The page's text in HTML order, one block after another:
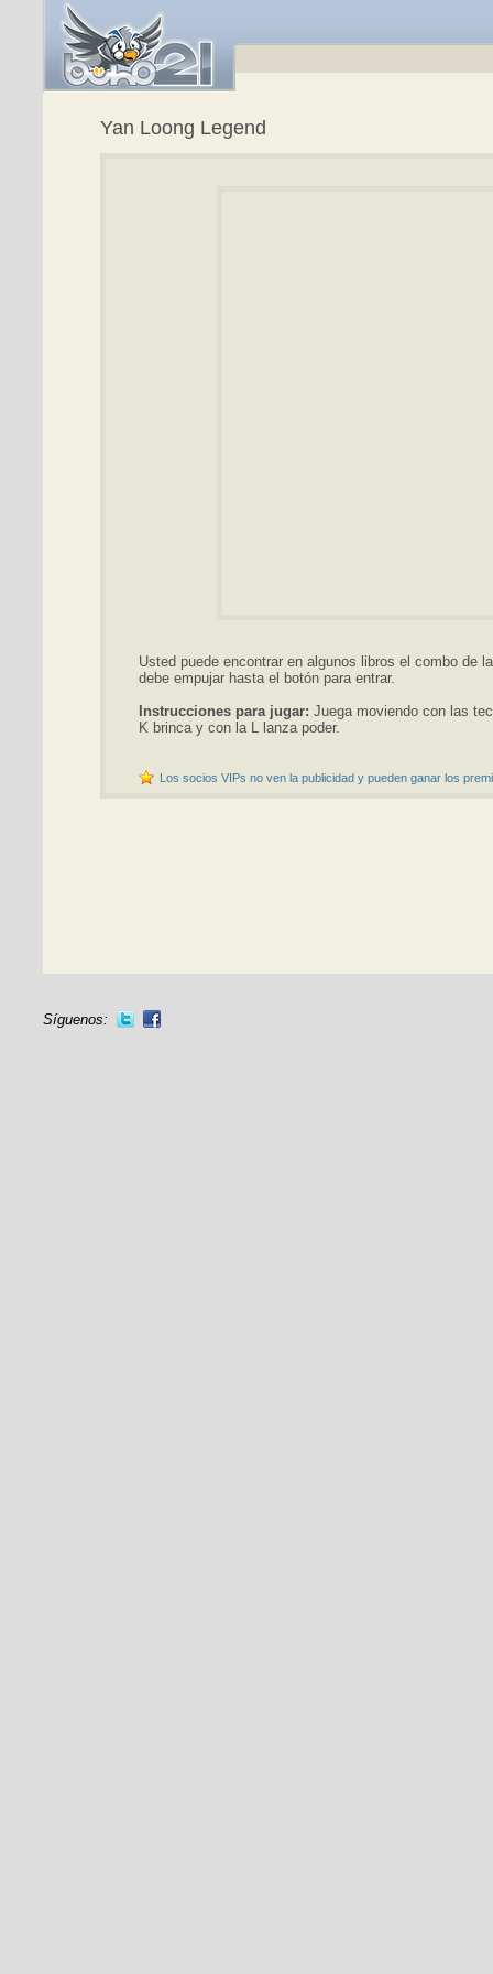
Yan Loong Legend
Usted puede encontrar en algunos libros el combo de
debe empujar hasta el botón para entrar.
Instrucciones para jugar: Juega moviendo con las
K brinca y con la L lanza poder.
Los socios VIPs no ven la publicidad y pueden ganar los
Síguenos: